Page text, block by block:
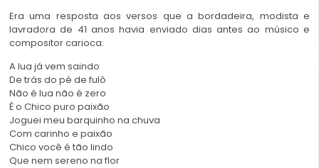
Era uma resposta aos versos que a bordadeira, modista e
lavradora de 41 anos havia enviado dias antes ao músico e
compositor carioca:
A lua já vem saindo
De trás do pé de fulô
Não é lua não é zero
É o Chico puro paixão
Joguei meu barquinho na chuva
Com carinho e paixão
Chico você é tão lindo
Que nem sereno na flor